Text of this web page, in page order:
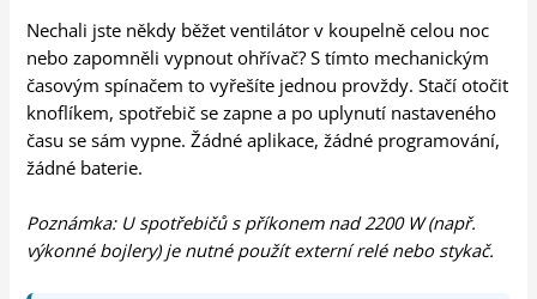
Nechali jste někdy běžet ventilátor v koupelně celou noc
nebo zapomněli vypnout ohřívač? S tímto mechanickým
časovým spínačem to vyřešíte jednou provždy. Stačí otočit
knoflíkem, spotřebič se zapne a po uplynutí nastaveného
času se sám vypne. Žádné aplikace, žádné programování,
žádné baterie.
Poznámka: U spotřebičů s příkonem nad 2200 W (např.
výkonné bojlery) je nutné použít externí relé nebo stykač.